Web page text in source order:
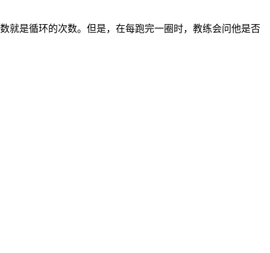
就是循环的次数。但是，在每跑完一圈时，教练会问他是否